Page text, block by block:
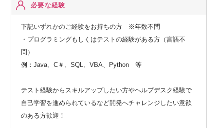
必要な経験
下記いずれかのご経験をお持ちの方 ※年数不問
・プログラミングもしくはテストの経験がある方（言語不
問）
例：Java、C＃、SQL、VBA、Python 等
テスト経験からスキルアップしたい方やヘルプデスク経験で
自己学習を進められているなど開発へチャレンジしたい意欲
のある方歓迎！